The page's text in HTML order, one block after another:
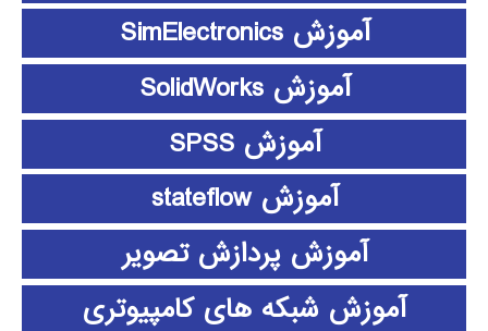
آموزش SimElectronics
آموزش SolidWorks
آموزش SPSS
آموزش stateflow
آموزش پردازش تصویر
آموزش شبکه های کامپیوتری